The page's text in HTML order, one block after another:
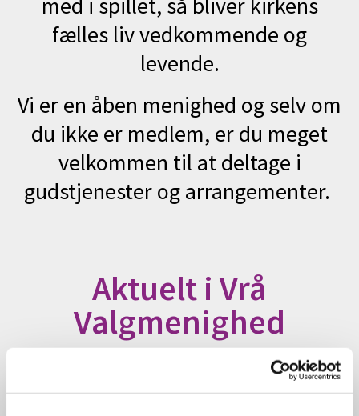
fælles livvedkommende og
levende.
Vi er en åben menighed og selv om
du ikke er medlem, er du meget
velkommen til at deltage i
gudstjenester og arrangementer.
Aktuelt i Vrå
Valgmenighed